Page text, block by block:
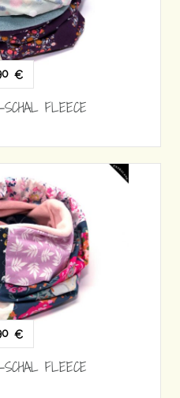
€
FLEECE
€
FLEECE